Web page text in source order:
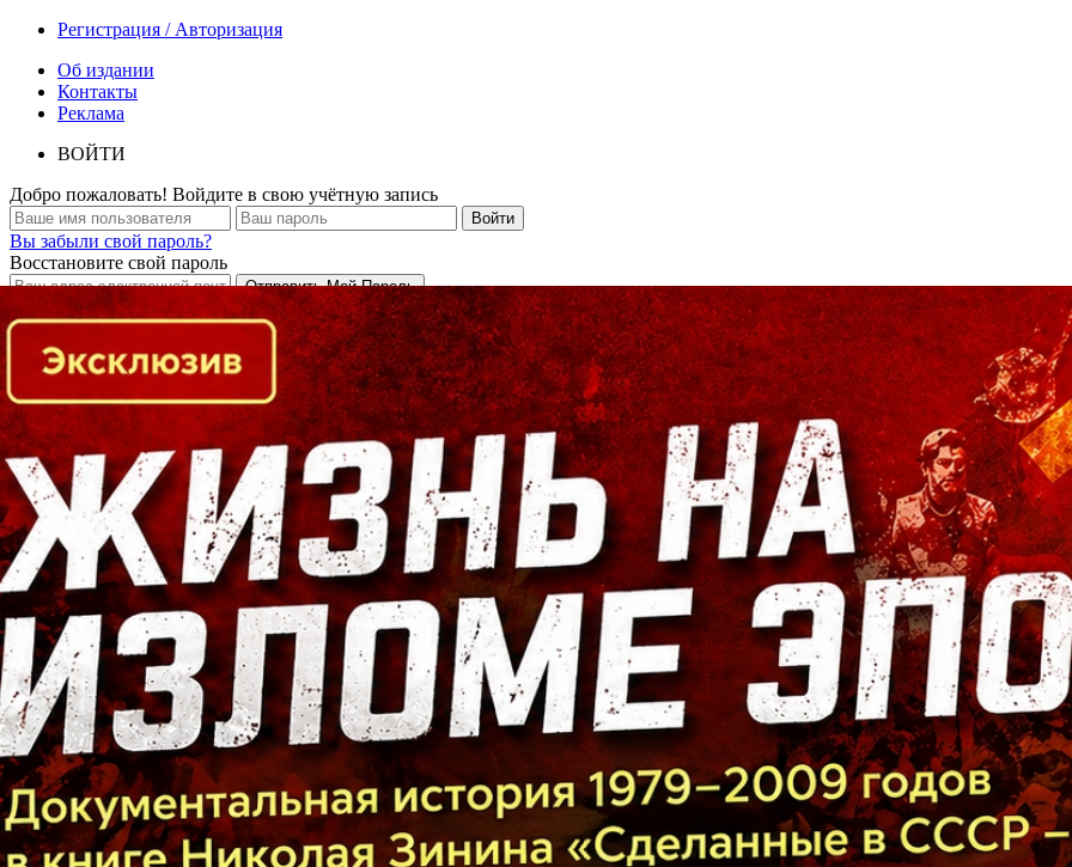
Регистрация / Авторизация
Об издании
Контакты
Реклама
ВОЙТИ
Добро пожаловать! Войдите в свою учётную запись
Вы забыли свой пароль?
Восстановите свой пароль
Кто есть кто в Байкальском регионе